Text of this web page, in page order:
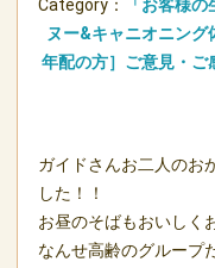
Category： 「お客様
ヌー&キャニオニング
年配の方］ご意見・ご
ガイドさんお二人のお
した！！
お昼のそばもおいしく
なんせ高齢のグループ